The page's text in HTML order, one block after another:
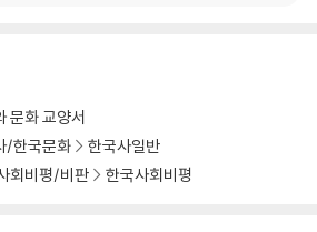
죽여야 하는 이유
일본인이 민간인이었다고?
문화 교양서
/한국문화
한국사일반
회비평/비판 한국사회비평